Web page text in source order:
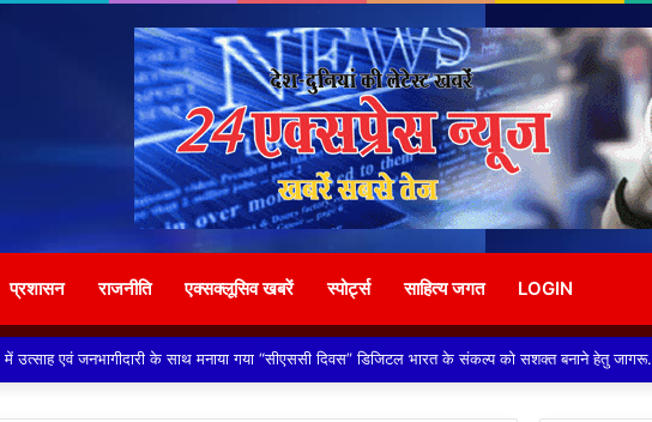
प्रशासन राजनीति एक्सक्लूसिव खबरें स्पोर्ट्स साहित्य जगत LOGIN
से परेशान होकर ग्राम वासियों ने रबूपुरा थाने में एक ज्ञापन दिया*